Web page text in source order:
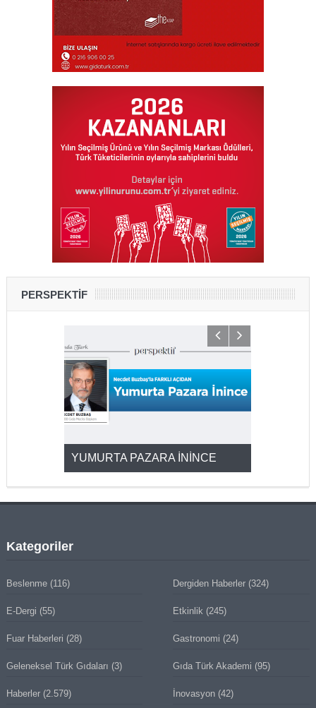
PERSPEKTİF
YUMURTA PAZARA İNİNCE
Kategoriler
Beslenme(116) Dergiden Haberler (324)
E-Dergi (55) Etkinlik (245)
Fuar Haberleri (28) Gastronomi (24)
Geleneksel Türk Gıdaları (3) Gıda Türk Akademi (95)
Haberler(2.579) İnovasyon (42)